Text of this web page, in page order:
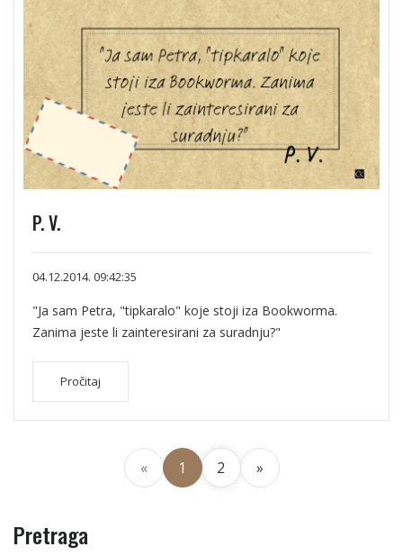
P. V.
04.12.2014. 09:42:35
"Ja sam Petra, "tipkaralo" koje stoji iza Bookworma.
Zanima jeste li zainteresirani za suradnju?"
Pročitaj
« 1 2 »
Pretraga